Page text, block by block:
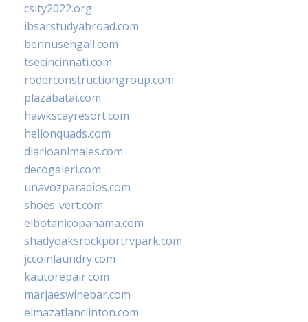
csity2022.org
ibsarstudyabroad.com
bennusehgall.com
tsecincinnati.com
roderconstructiongroup.com
plazabatai.com
hawkscayresort.com
hellonquads.com
diarioanimales.com
decogaleri.com
unavozparadios.com
shoes-vert.com
elbotanicopanama.com
shadyoaksrockportrvpark.com
jccoinlaundry.com
kautorepair.com
marjaeswinebar.com
elmazatlanclinton.com